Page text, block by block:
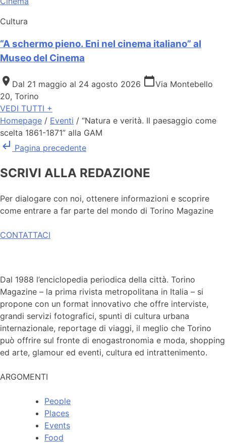
Cultura
“A schermo pieno. Eni nel cinema italiano” al
Museo del Cinema
place Dal 21 maggio al 24 agosto 2026 calendar_todayVia Montebello
20, Torino
VEDI TUTTI +
Homepage / Eventi / “Natura e verità. Il paesaggio come
scelta 1861-1871” alla GAM
subdirectory_arrow_left Pagina precedente
SCRIVI ALLA REDAZIONE
Per dialogare con noi, ottenere informazioni e scoprire
come entrare a far parte del mondo di Torino Magazine
CONTATTACI
Dal 1988 l’enciclopedia periodica della città. Torino
Magazine – la prima rivista metropolitana in Italia – si
propone con un format innovativo che offre interviste,
grandi servizi fotografici, spunti di cultura urbana
internazionale, reportage di viaggi, il meglio che Torino
può offrire sul fronte di enogastronomia e moda, shopping
ed arte, glamour ed eventi, cultura ed intrattenimento.
ARGOMENTI
People
Places
Events
Food